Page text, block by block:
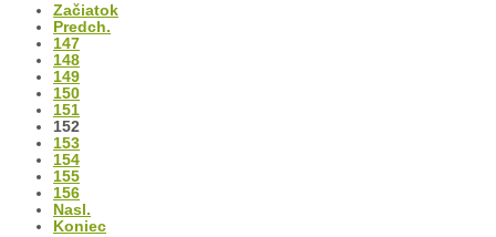
Začiatok
Predch.
147
148
149
150
151
152
153
154
155
156
Nasl.
Koniec